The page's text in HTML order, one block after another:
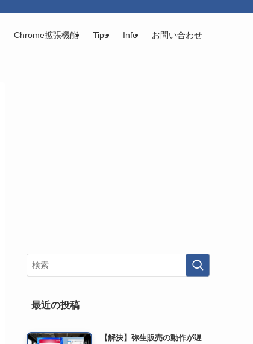
Chrome拡張機能 Tips Info お問い合わせ
最近の投稿
【解決】弥生販売の動作が遅